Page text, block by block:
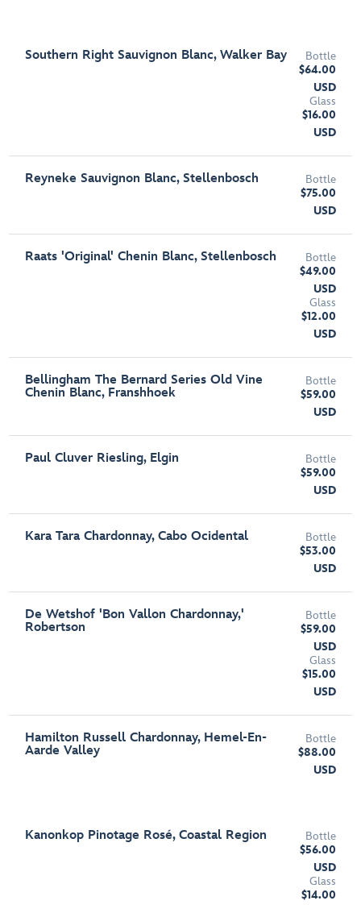
Southern Right Sauvignon Blanc, Walker Bay
Bottle
$64.00
USD
Glass
$16.00
USD
Reyneke Sauvignon Blanc, Stellenbosch
Bottle
$75.00
USD
Raats 'Original' Chenin Blanc, Stellenbosch
Bottle
$49.00
USD
Glass
$12.00
USD
Bellingham The Bernard Series Old Vine
Chenin Blanc, Franshhoek
Bottle
$59.00
USD
Paul Cluver Riesling, Elgin
Bottle
$59.00
USD
Kara Tara Chardonnay, Cabo Ocidental
Bottle
$53.00
USD
De Wetshof 'Bon Vallon Chardonnay,'
Robertson
Bottle
$59.00
USD
Glass
$15.00
USD
Hamilton Russell Chardonnay, Hemel-En-
Aarde Valley
Bottle
$88.00
USD
Kanonkop Pinotage Rosé, Coastal Region
Bottle
$56.00
USD
Glass
$14.00